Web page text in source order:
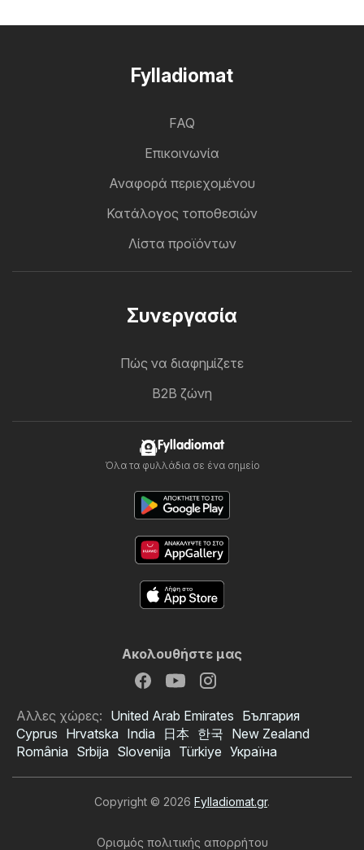
Fylladiomat
FAQ
Επικοινωνία
Αναφορά περιεχομένου
Κατάλογος τοποθεσιών
Λίστα προϊόντων
Συνεργασία
Πώς να διαφημίζετε
B2B ζώνη
Fylladiomat
Όλα τα φυλλάδια σε ένα σημείο
Ακολουθήστε μας
Αλλες χώρες: United Arab Emirates България
Cyprus Hrvatska India 日本 한국 New Zealand
România Srbija Slovenija Türkiye Україна
Copyright © 2026 Fylladiomat.gr.
Ορισμός πολιτικής απορρήτου